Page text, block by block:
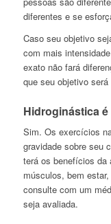
diferentes e se
Caso seu objetivo
com mais
exato não fará
que seu objetivo será
Hidroginástica
Sim. Os exercícios
gravidade sobre seu
terá os benefícios da
músculos, bem
consulte com um
seja avaliada.